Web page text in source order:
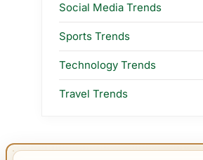
Social Media Trends
Sports Trends
Technology Trends
Travel Trends